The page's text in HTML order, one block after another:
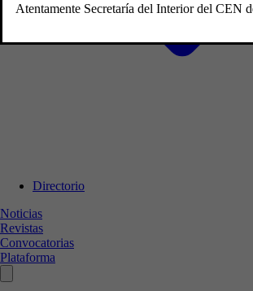
Directorio
Noticias
Revistas
Convocatorias
Plataforma
Atentamente Secretaría del Interior del CEN